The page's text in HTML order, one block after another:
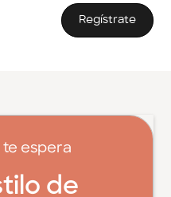
Regístrate
te espera
de